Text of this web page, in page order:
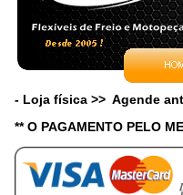
- Loja física >> Agende
** O PAGAMENTO PELO